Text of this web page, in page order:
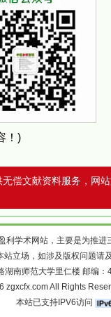
！)
偿文献资料服务，网
利学术网站，主要是为推进
立场，如涉及版权问题请
湖南师范大学里仁楼 邮编
zgxcfx.com All Rights
本站已支持IPV6访问